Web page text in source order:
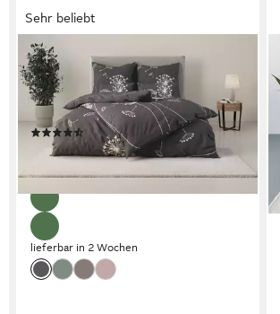
Sehr beliebt
OTTO HOME
Bettwäsche Soucy, Renforcé, 2 teilig,
ab Gr. 135x200, 100% Baumwolle,
Renforcé & PREMIUM Satin (TC300)
(375)
ab 26,99 € UVP55,99 €
-52%
lieferbar in 2 Wochen